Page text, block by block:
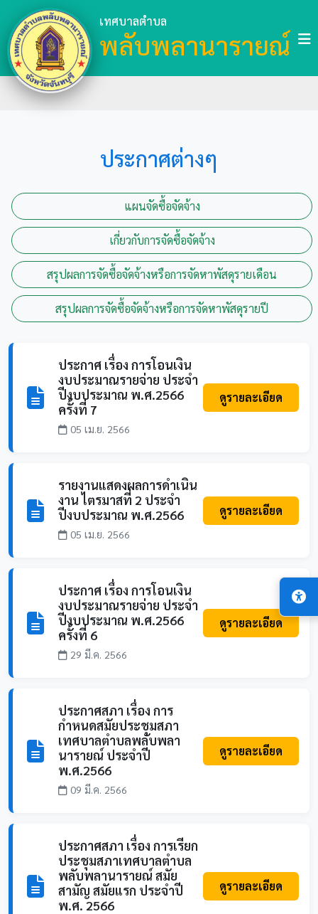
เทศบาลตำบล
พลับพลานารายณ์
ประกาศต่างๆ
แผนจัดซื้อจัดจ้าง
เกี่ยวกับการจัดซื้อจัดจ้าง
สรุปผลการจัดซื้อจัดจ้างหรือการจัดหาพัสดุรายเดือน
สรุปผลการจัดซื้อจัดจ้างหรือการจัดหาพัสดุรายปี
ประกาศ เรื่อง การโอนเงิน
งบประมาณรายจ่าย ประจำ
ปีงบประมาณ พ.ศ.2566
ครั้งที่ 7
05 เม.ย. 2566
ดูรายละเอียด
รายงานแสดงผลการดำเนิน
งาน ไตรมาสที่ 2 ประจำ
ปีงบประมาณ พ.ศ.2566
05 เม.ย. 2566
ดูรายละเอียด
ประกาศ เรื่อง การโอนเงิน
งบประมาณรายจ่าย ประจำ
ปีงบประมาณ พ.ศ.2566
ครั้งที่ 6
29 มี.ค. 2566
ดูรายละเอียด
ประกาศสภา เรื่อง การ
กำหนดสมัยประชุมสภา
เทศบาลตำบลพลับพลา
นารายณ์ ประจำปี
พ.ศ.2566
09 มี.ค. 2566
ดูรายละเอียด
ประกาศสภา เรื่อง การเรียก
ประชุมสภาเทศบาลตำบล
พลับพลานารายณ์ สมัย
สามัญ สมัยแรก ประจำปี
พ.ศ. 2566
ดูรายละเอียด